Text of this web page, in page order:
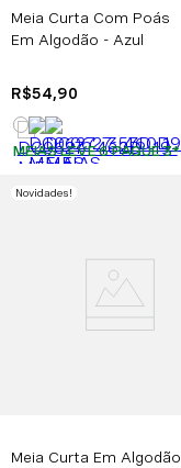
Meia Curta Com Poás
Em Algodão - Azul
R$54,90
MEIAS LEVE 6 PAGUE 3*
Meia Curta Em Algodão
Novidades!